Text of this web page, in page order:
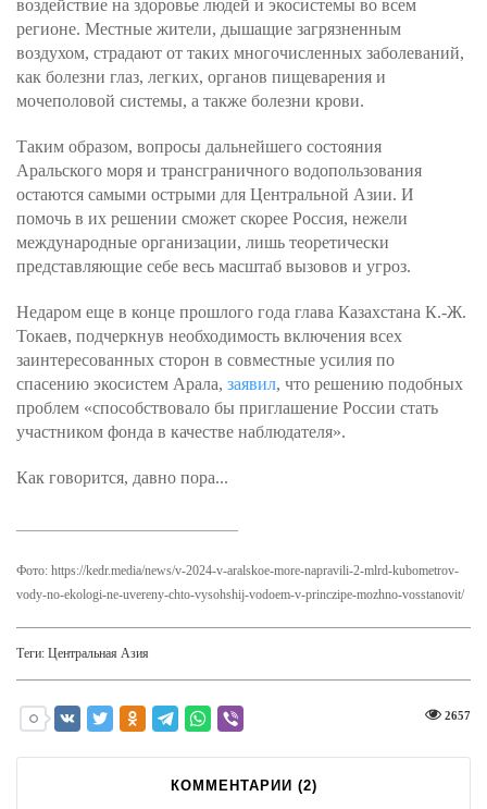
воздействие на здоровье людей и экосистемы во всем
регионе. Местные жители, дышащие загрязненным
воздухом, страдают от таких многочисленных заболеваний,
как болезни глаз, легких, органов пищеварения и
мочеполовой системы, а также болезни крови.
Таким образом, вопросы дальнейшего состояния
Аральского моря и трансграничного водопользования
остаются самыми острыми для Центральной Азии. И
помочь в их решении сможет скорее Россия, нежели
международные организации, лишь теоретически
представляющие себе весь масштаб вызовов и угроз.
Недаром еще в конце прошлого года глава Казахстана К.-Ж.
Токаев, подчеркнув необходимость включения всех
заинтересованных сторон в совместные усилия по
спасению экосистем Арала, заявил, что решению подобных
проблем «способствовало бы приглашение России стать
участником фонда в качестве наблюдателя».
Как говорится, давно пора...
Фото: https://kedr.media/news/v-2024-v-aralskoe-more-napravili-2-mlrd-kubometrov-
vody-no-ekologi-ne-uvereny-chto-vysohshij-vodoem-v-princzipe-mozhno-vosstanovit/
Теги: Центральная Азия
2657
КОММЕНТАРИИ (2)